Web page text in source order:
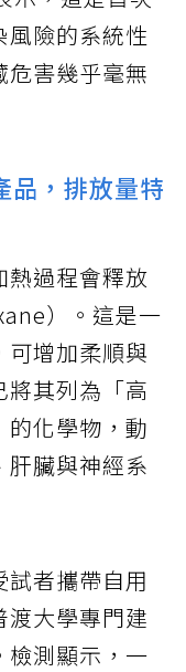
風險的系統性
危害幾乎毫無
品，排放量特
熱過程會釋放
）。這是一
可增加柔順與
其列為「高
的化學物，動
肝臟與神經系
者攜帶自用
渡大學專門建
檢測顯示，一